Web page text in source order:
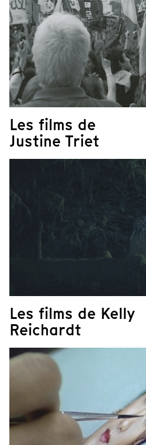
Les films de
Justine Triet
Les films de Kelly
Reichardt